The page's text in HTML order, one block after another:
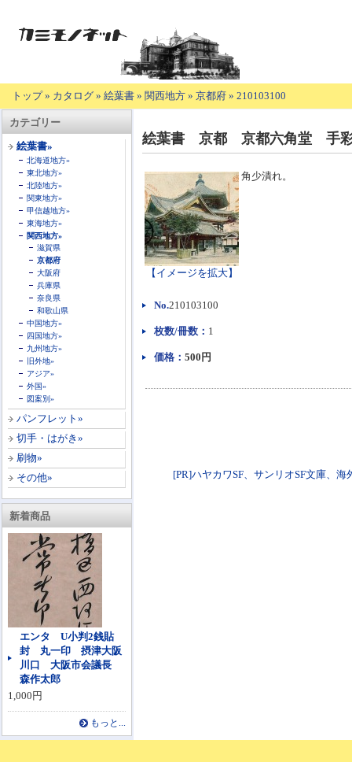
トップ» カタログ » 絵葉書 » 関西地方 » 京都府 » 210103100
カテゴリー
絵葉書»
北海道地方»
東北地方»
北陸地方»
関東地方»
甲信越地方»
東海地方»
関西地方»
滋賀県
京都府
大阪府
兵庫県
奈良県
和歌山県
中国地方»
四国地方»
九州地方»
旧外地»
アジア»
外国»
図案別»
パンフレット»
切手・はがき»
刷物»
その他»
新着商品
エンタ U小判2銭貼
封 丸一印 摂津大阪
川口 大阪市会議長
森作太郎
1,000円
もっと...
品
の
明】
絵葉書 京都 京都六角堂 手
【イメージを拡大】
角少潰れ。
No.210103100
枚数/冊数： 1
価格：500円
[PR]ハヤカワSF、サンリオSF文庫、